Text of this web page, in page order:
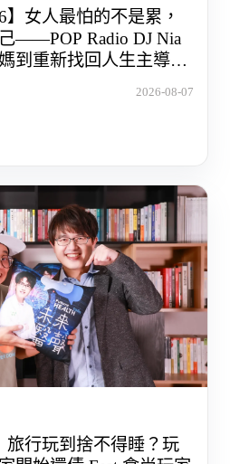
】女人最怕的不是累，
——POP Radio DJ Nia
到重新找回人生主導權
2026-08-07
旅行玩到捨不得睡？玩